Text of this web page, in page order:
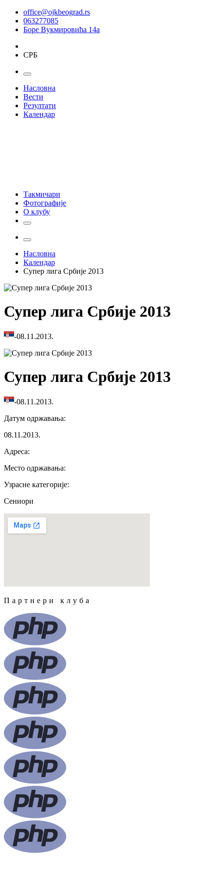
office@ojkbeograd.rs
063277085
Боре Вукмировића 14а
СРБ
Насловна
Вести
Резултати
Календар
Такмичари
Фотографије
О клубу
Насловна
Календар
Супер лига Србије 2013
Супер лига Србије 2013
-08.11.2013.
Супер лига Србије 2013
-08.11.2013.
Датум одржавања:
08.11.2013.
Адреса:
Место одржавања:
Узрасне категорије:
Сениори
Партнери клуба